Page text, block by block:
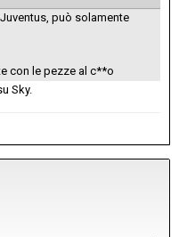
può solamente
con le pezze al c**o
Sky.